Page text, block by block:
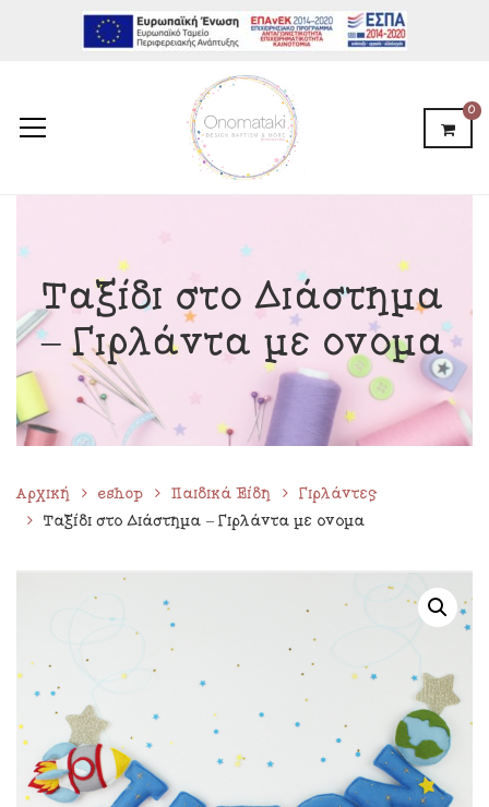
0
Ταξίδι στο Διάστημα
– Γιρλάντα με όνομα
Αρχική eshop Παιδικά Είδη
Γιρλάντες
Ταξίδι στο Διάστημα – Γιρλάντα με όνομα